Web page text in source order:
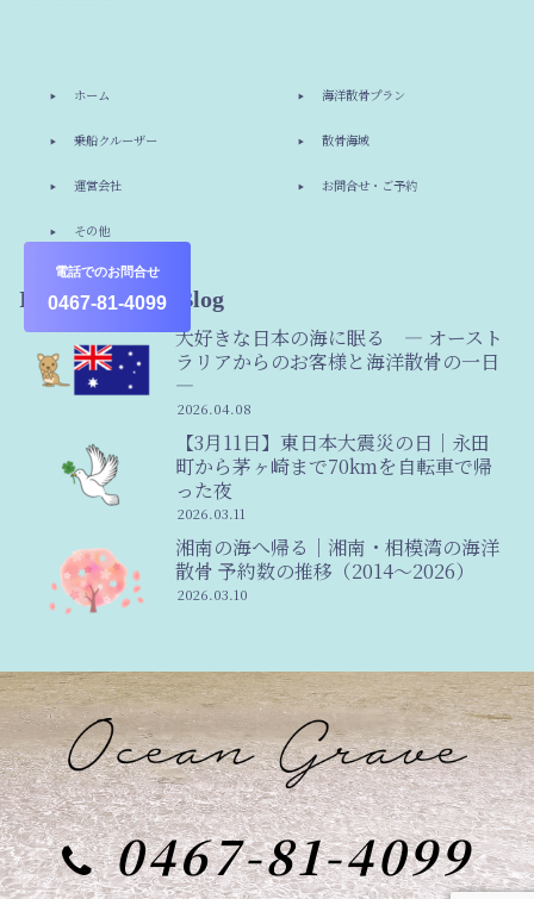
電話でのお問合せ
0467-81-4099
ホーム 海洋散骨プラン
乗船クルーザー 散骨海域
運営会社 お問合せ・ご予約
その他
Information & Blog
大好きな日本の海に眠る ― オースト
ラリアからのお客様と海洋散骨の一日
―
2026.04.08
【3月11日】東日本大震災の日｜永田
町から茅ヶ崎まで70kmを自転車で帰
った夜
2026.03.11
湘南の海へ帰る｜湘南・相模湾の海洋
散骨 予約数の推移（2014〜2026）
2026.03.10
0467-81-4099